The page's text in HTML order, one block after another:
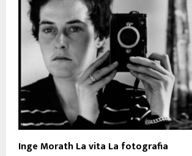
Inge Morath La vita La fotografia